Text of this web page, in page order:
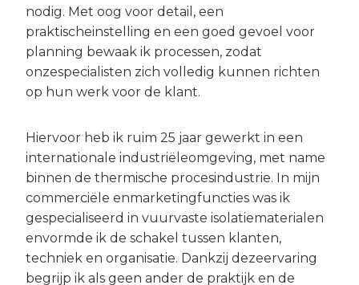
nodig. Met oog voor detail, een
praktischeinstelling en een goed gevoel voor
planning bewaak ik processen, zodat
onzespecialisten zich volledig kunnen richten
op hun werk voor de klant.
Hiervoor heb ik ruim 25 jaar gewerkt in een
internationale industriëleomgeving, met name
binnen de thermische procesindustrie. In mijn
commerciële enmarketingfuncties was ik
gespecialiseerd in vuurvaste isolatiematerialen
envormde ik de schakel tussen klanten,
techniek en organisatie. Dankzij dezeervaring
begrijp ik als geen ander de praktijk en de